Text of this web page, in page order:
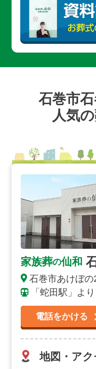
石巻市
人気
家族葬の仙和
石巻市あけぼの
「蛇田駅」よ
電話をかける
地図・アク